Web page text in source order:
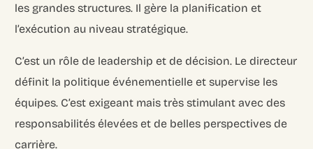
les grandes structures. Il gère la planification et
l’exécution au niveau stratégique.
C’est un rôle de leadership et de décision. Le directeur
définit la politique événementielle et supervise les
équipes. C’est exigeant mais très stimulant avec des
responsabilités élevées et de belles perspectives de
carrière.